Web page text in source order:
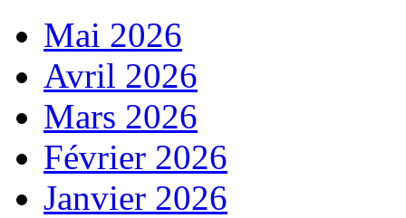
Mai 2026
Avril 2026
Mars 2026
Février 2026
Janvier 2026